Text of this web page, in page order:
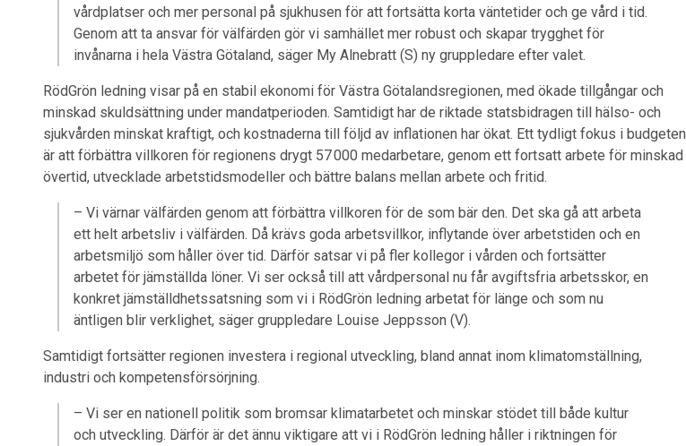
vårdplatser och mer personal på sjukhusen för att fortsätta korta väntetider och ge vård i tid.
Genom att ta ansvar för välfärden gör vi samhället mer robust och skapar trygghet för
invånarna i hela Västra Götaland, säger My Alnebratt (S) ny gruppledare efter valet.
RödGrön ledning visar på en stabil ekonomi för Västra Götalandsregionen, med ökade tillgångar och
minskad skuldsättning under mandatperioden. Samtidigt har de riktade statsbidragen till hälso- och
sjukvården minskat kraftigt, och kostnaderna till följd av inflationen har ökat. Ett tydligt fokus i budgeten
är att förbättra villkoren för regionens drygt 57 000 medarbetare, genom ett fortsatt arbete för minskad
övertid, utvecklade arbetstidsmodeller och bättre balans mellan arbete och fritid.
– Vi värnar välfärden genom att förbättra villkoren för de som bär den. Det ska gå att arbeta
ett helt arbetsliv i välfärden. Då krävs goda arbetsvillkor, inflytande över arbetstiden och en
arbetsmiljö som håller över tid. Därför satsar vi på fler kollegor i vården och fortsätter
arbetet för jämställda löner. Vi ser också till att vårdpersonal nu får avgiftsfria arbetsskor, en
konkret jämställdhetssatsning som vi i RödGrön ledning arbetat för länge och som nu
äntligen blir verklighet, säger gruppledare Louise Jeppsson (V).
Samtidigt fortsätter regionen investera i regional utveckling, bland annat inom klimatomställning,
industri och kompetensförsörjning.
– Vi ser en nationell politik som bromsar klimatarbetet och minskar stödet till både kultur
och utveckling. Därför är det ännu viktigare att vi i RödGrön ledning håller i riktningen för